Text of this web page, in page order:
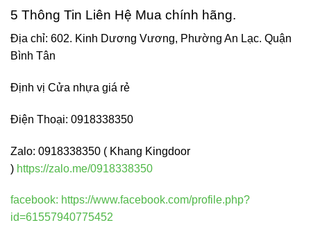
5 Thông Tin Liên Hệ Mua chính hãng.
Địa chỉ: 602. Kinh Dương Vương, Phường An Lạc. Quận
Bình Tân
Định vị Cửa nhựa giá rẻ
Điện Thoại: 0918338350
Zalo: 0918338350 ( Khang Kingdoor
) https://zalo.me/0918338350
facebook: https://www.facebook.com/profile.php?
id=61557940775452